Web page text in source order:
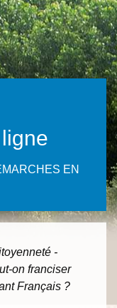
EN
-
on franciser
Français ?